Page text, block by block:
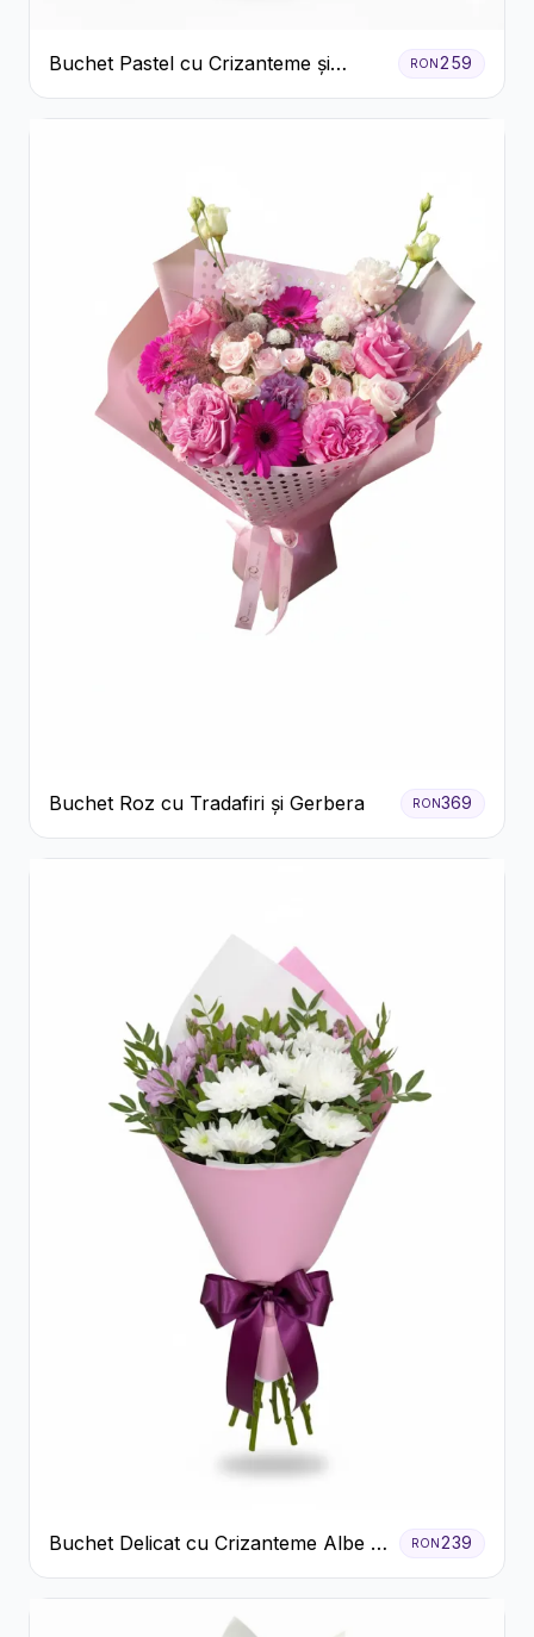
Buchet Pastel cu Crizanteme și
Garoafe
RON259
Buchet Roz cu Tradafiri și Gerbera RON369
Buchet Delicat cu Crizanteme Albe și
Mov
RON239